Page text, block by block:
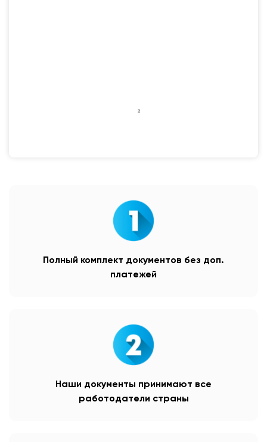
Полный комплект документов без доп.
платежей
Наши документы принимают все
работодатели страны